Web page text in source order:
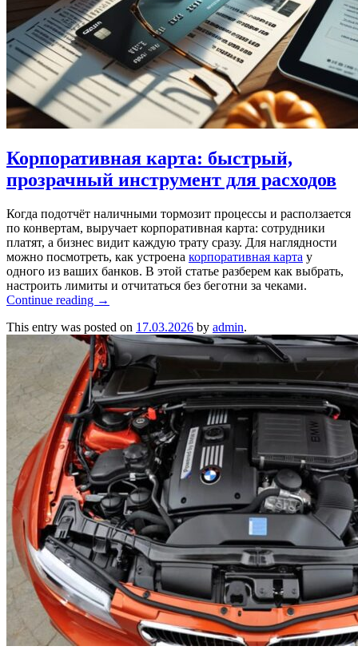
Корпоративная карта: быстрый,
прозрачный инструмент для расходов
Когда подотчёт наличными тормозит процессы и расползается
по конвертам, выручает корпоративная карта: сотрудники
платят, а бизнес видит каждую трату сразу. Для наглядности
можно посмотреть, как устроена корпоративная карта у
одного из ваших банков. В этой статье разберем как выбрать,
настроить лимиты и отчитаться без беготни за чеками.
Continue reading →
This entry was posted on 17.03.2026 by admin.